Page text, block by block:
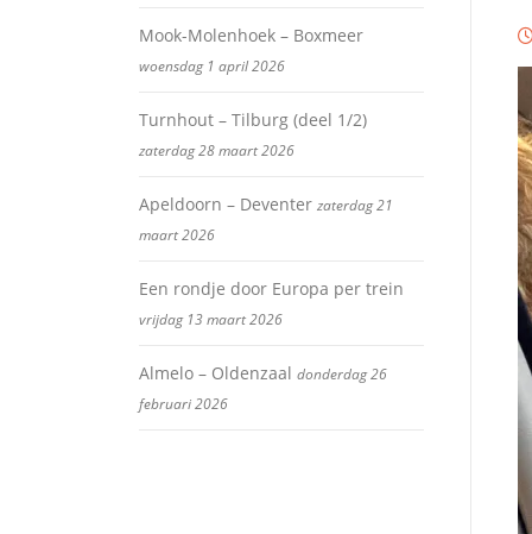
Mook-Molenhoek – Boxmeer
woensdag 1 april 2026
Turnhout – Tilburg (deel 1/2)
zaterdag 28 maart 2026
Apeldoorn – Deventer zaterdag 21
maart 2026
Een rondje door Europa per trein
vrijdag 13 maart 2026
Almelo – Oldenzaal donderdag 26
februari 2026